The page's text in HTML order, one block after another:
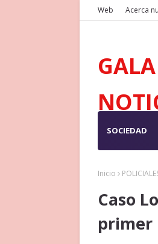
Web Acerca
GALA
SOCIEDAD
Inicio
Caso
primer